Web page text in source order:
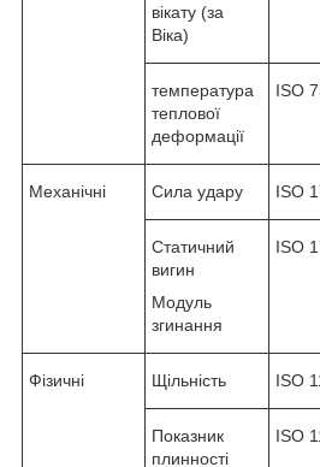
вікату (за
Віка)
температура
теплової
деформації
ISO
Механічні Сила удару ISO
Статичний
вигин
Модуль
згинання
ISO
Фізичні Щільність ISO
Показник
плинності
ISO